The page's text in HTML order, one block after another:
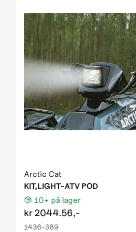
Arctic Cat
KIT,LIGHT-ATV POD
10+ på lager
kr 2044.56,-
1436-389